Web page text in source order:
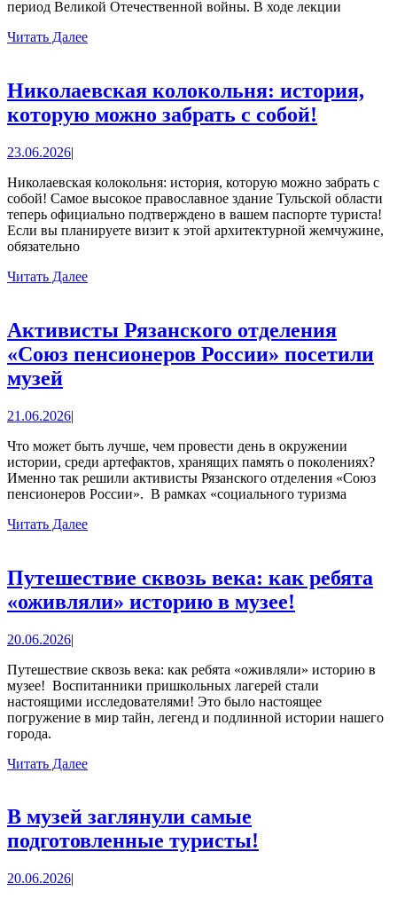
ко
и
скорби
период Великой Отечественной войны. В ходе лекции
Читать ДалееЧитать
Николаевская колокольня: история,
которую можно забрать с собой!
можно
забрать
23.06.202623.06.2026
|
Николаевская колокольня: история, которую можно забрать с
собой! Самое высокое православное здание Тульской области
теперь официально подтверждено в вашем паспорте туриста!
Если вы планируете визит к этой архитектурной жемчужине,
обязательно
Читать ДалееЧитать
Активисты Рязанского отделения
«Союз пенсионеров России» посетили
музейАктивисты
отделения
«Союз
пенсионеров
России»
посетили
21.06.202621.06.2026
|
Что может быть лучше, чем провести день в окружении
истории, среди артефактов, хранящих память о поколениях?
Именно так решили активисты Рязанского отделения «Союз
пенсионеров России». ⁣ В рамках «социального туризма
Читать ДалееЧитать
Путешествие сквозь века: как ребята
«оживляли» историю в музее!
как
ребята
20.06.202620.06.2026
|
Путешествие сквозь века: как ребята «оживляли» историю в
музее! ⁣ Воспитанники пришкольных лагерей стали
настоящими исследователями! Это было настоящее
погружение в мир тайн, легенд и подлинной истории нашего
города. ⁣
Читать ДалееЧитать
В музей заглянули самые
подготовленные туристы!
20.06.202620.06.2026
|